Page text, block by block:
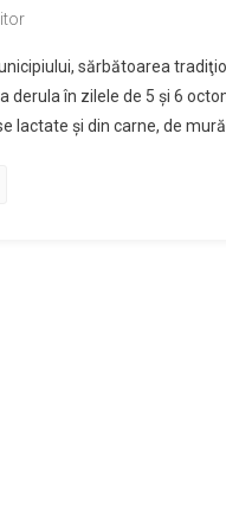
sărbătoarea
derula în zilele de 5 şi 6
lactate şi din carne, de